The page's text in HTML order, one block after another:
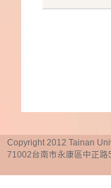
Copyright 2012 Tainan
71002台南市永康區中正